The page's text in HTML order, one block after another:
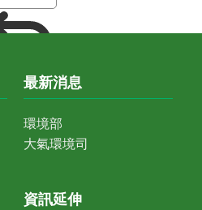
最新消息
環境部
大氣環境司
資訊延伸